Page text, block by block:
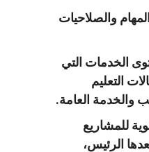
والصلاحيات
الخدمات التي
التعليم
والخدمة العامة.
للمشاريع
الرئيس،